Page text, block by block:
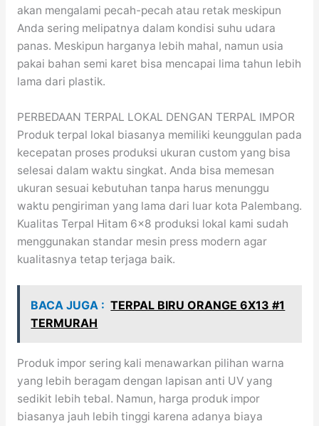
akan mengalami pecah-pecah atau retak meskipun
Anda sering melipatnya dalam kondisi suhu udara
panas. Meskipun harganya lebih mahal, namun usia
pakai bahan semi karet bisa mencapai lima tahun lebih
lama dari plastik.
PERBEDAAN TERPAL LOKAL DENGAN TERPAL IMPOR
Produk terpal lokal biasanya memiliki keunggulan pada
kecepatan proses produksi ukuran custom yang bisa
selesai dalam waktu singkat. Anda bisa memesan
ukuran sesuai kebutuhan tanpa harus menunggu
waktu pengiriman yang lama dari luar kota Palembang.
Kualitas Terpal Hitam 6×8 produksi lokal kami sudah
menggunakan standar mesin press modern agar
kualitasnya tetap terjaga baik.
BACA JUGA : TERPAL BIRU ORANGE 6X13 #1
TERMURAH
Produk impor sering kali menawarkan pilihan warna
yang lebih beragam dengan lapisan anti UV yang
sedikit lebih tebal. Namun, harga produk impor
biasanya jauh lebih tinggi karena adanya biaya